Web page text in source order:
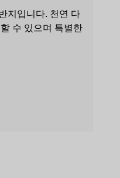
지입니다. 천연 다
수 있으며 특별한